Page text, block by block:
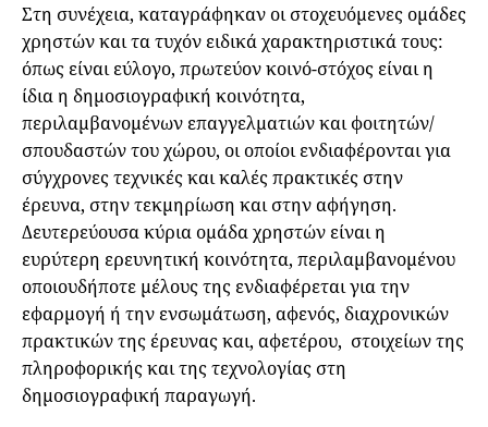
Στη συνέχεια, καταγράφηκαν οι στοχευόμενες ομάδες
χρηστών και τα τυχόν ειδικά χαρακτηριστικά τους:
όπως είναι εύλογο, πρωτεύον κοινό-στόχος είναι η
ίδια η δημοσιογραφική κοινότητα,
περιλαμβανομένων επαγγελματιών και φοιτητών/
σπουδαστών του χώρου, οι οποίοι ενδιαφέρονται για
σύγχρονες τεχνικές και καλές πρακτικές στην
έρευνα, στην τεκμηρίωση και στην αφήγηση.
Δευτερεύουσα κύρια ομάδα χρηστών είναι η
ευρύτερη ερευνητική κοινότητα, περιλαμβανομένου
οποιουδήποτε μέλους της ενδιαφέρεται για την
εφαρμογή ή την ενσωμάτωση, αφενός, διαχρονικών
πρακτικών της έρευνας και, αφετέρου, στοιχείων της
πληροφορικής και της τεχνολογίας στη
δημοσιογραφική παραγωγή.